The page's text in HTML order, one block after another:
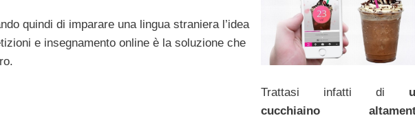
quindi di imparare una lingua straniera l’idea
e insegnamento online è la soluzione che
Trattasi infatti di
cucchiaino